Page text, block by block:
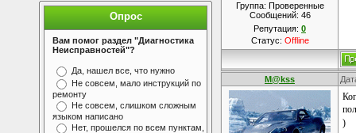
Опрос
Вам помог раздел "Диагностика
Неисправностей"?
Да, нашел все, что нужно
Не совсем, мало инструкций по
ремонту
Не совсем, слишком сложным
языком написано
Нет, прошелся по всем пунктам,
Группа: Проверенные
Сообщений: 46
Репутация: 0
Статус: Offline
M@kss
)